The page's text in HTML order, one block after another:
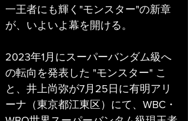
一王者にも輝く"モンスター"の新章
が、いよいよ幕を開ける。
2023年1月にスーパーバンダム級へ
の転向を発表した "モンスター" こ
と、井上尚弥が7月25日に有明アリ
ーナ（東京都江東区）にて、WBC・